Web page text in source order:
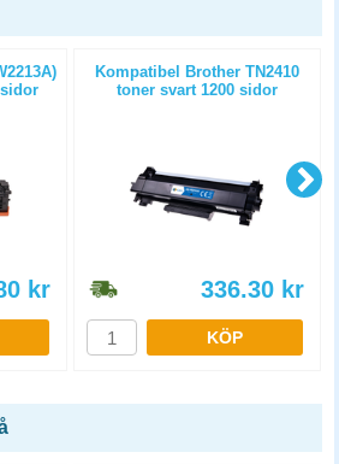
kr
Kompatibel Brother TN2410
toner svart 1200 sidor
336.30 kr
KÖP